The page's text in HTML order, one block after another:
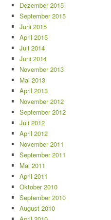
Dezember 2015
September 2015
Juni 2015
April 2015
Juli 2014
Juni 2014
November 2013
Mai 2013
April 2013
November 2012
September 2012
Juli 2012
April 2012
November 2011
September 2011
Mai 2011
April 2011
Oktober 2010
September 2010
August 2010